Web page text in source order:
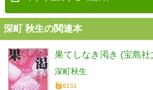
深町 秋生の関連本
果てしなき渇き (宝島社
深町秋生
6131